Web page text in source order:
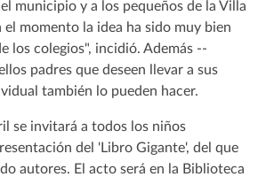
municipio y a los pequeños de la Villa
el momento la idea ha sido muy bien
los colegios", incidió. Además --
padres que deseen llevar a sus
también lo pueden hacer.
se invitará a todos los niños
del 'Libro Gigante', del que
autores. El acto será en la Biblioteca